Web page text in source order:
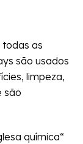
todas as
são usados
limpeza,
são
química“